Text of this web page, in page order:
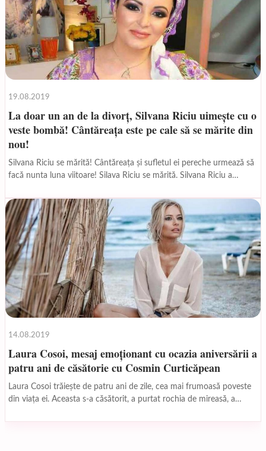
19.08.2019
La doar un an de la divorț, Silvana Riciu uimește cu o
veste bombă! Cântăreața este pe cale să se mărite din
nou!
Silvana Riciu se mărită! Cântăreața și sufletul ei pereche urmează să
facă nunta luna viitoare! Silava Riciu se mărită. Silvana Riciu a
14.08.2019
Laura Cosoi, mesaj emoționant cu ocazia aniversării a
patru ani de căsătorie cu Cosmin Curticăpean
Laura Cosoi trăiește de patru ani de zile, cea mai frumoasă poveste
din viața ei. Aceasta s-a căsătorit, a purtat rochia de mireasă, a